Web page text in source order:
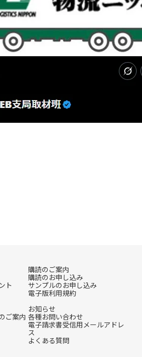
ト
購読のご案内
購読のお申し込み
サンプルのお申し込み
電子版利用規約
ご案内
お知らせ
各種お問い合わせ
電子請求書受信用メールアドレ
ス
よくある質問